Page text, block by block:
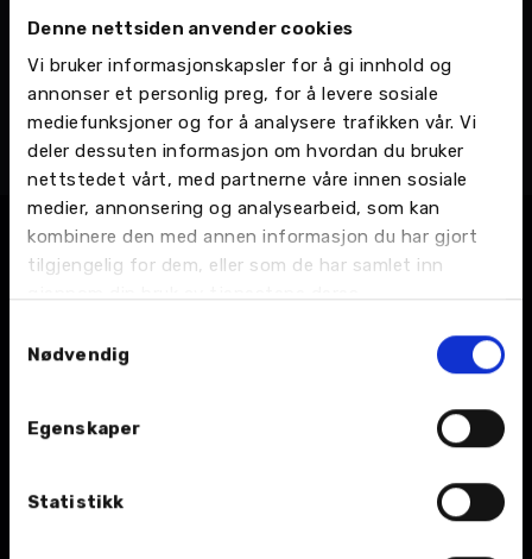
Denne nettsiden anvender cookies
Vi bruker informasjonskapsler for å gi innhold og
annonser et personlig preg, for å levere sosiale
mediefunksjoner og for å analysere trafikken vår. Vi
deler dessuten informasjon om hvordan du bruker
nettstedet vårt, med partnerne våre innen sosiale
medier, annonsering og analysearbeid, som kan
kombinere den med annen informasjon du har gjort
tilgjengelig for dem, eller som de har samlet inn
gjennom din bruk av tjenestene deres.
Nødvendig
Egenskaper
Statistikk
Namsos - Industriveien 8, Bilsalg
908 18 923
Send en e-post